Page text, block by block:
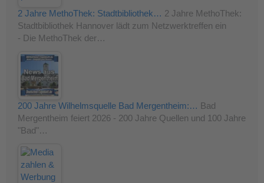
2 Jahre MethoThek: Stadtbibliothek… 2 Jahre MethoThek:
Stadtbibliothek Hannover lädt zum Netzwerktreffen ein
- Die MethoThek der…
200 Jahre Wilhelmsquelle Bad Mergentheim:… Bad
Mergentheim feiert 2026 - 200 Jahre Quellen und 100 Jahre
"Bad"…